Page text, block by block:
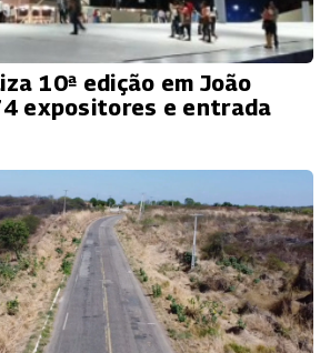
10ª edição em João
expositores e entrada